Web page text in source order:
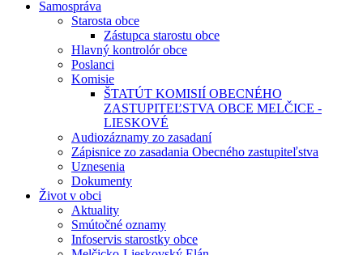
Samospráva
Starosta obce
Zástupca starostu obce
Hlavný kontrolór obce
Poslanci
Komisie
ŠTATÚT KOMISIÍ OBECNÉHO
ZASTUPITEĽSTVA OBCE MELČICE -
LIESKOVÉ
Audiozáznamy zo zasadaní
Zápisnice zo zasadania Obecného zastupiteľstva
Uznesenia
Dokumenty
Život v obci
Aktuality
Smútočné oznamy
Infoservis starostky obce